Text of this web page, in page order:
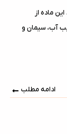
ماده از
آب، سیمان و
ادامه مطلب